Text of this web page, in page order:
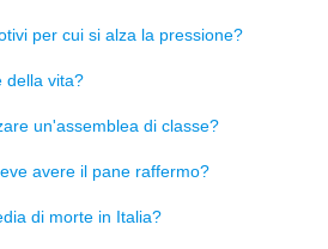
per cui si alza la pressione?
della vita?
un'assemblea di classe?
avere il pane raffermo?
di morte in Italia?